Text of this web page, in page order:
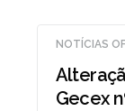
NOTÍCIAS
Gecex